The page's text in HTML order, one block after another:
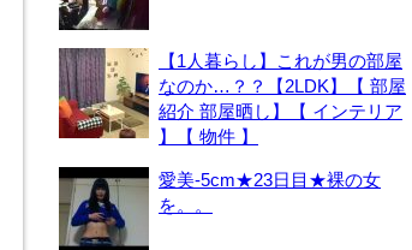
【1人暮らし】これが男の部屋
なのか…？？【2LDK】【 部屋
紹介 部屋晒し】【 インテリア
】【 物件 】
愛美-5cm★23日目★裸の女
を。。